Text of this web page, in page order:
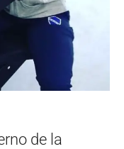
de la